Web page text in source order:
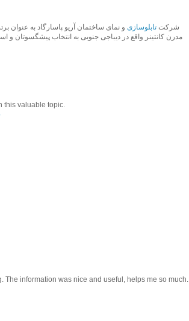
شرکت تابلوسازی
مدرن کانتینر واقع در دیباجی جنوبی به انتخاب پیشگسوتان و
this valuable topic.
The information was nice and useful, helps me so much.